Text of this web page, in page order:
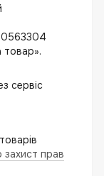
товар».
сервіс
захист прав